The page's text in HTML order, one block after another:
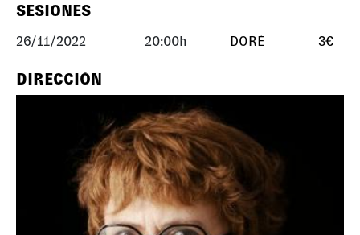
SESIONES
26/11/2022 20:00h DORÉ 3€
DIRECCIÓN